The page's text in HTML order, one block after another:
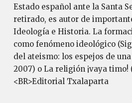
Estado español ante la Santa
retirado, es autor de
Ideología e Historia. La
como fenómeno ideológico
del ateismo: los espejos de
2007) o La religión ¡vaya timo!
<BR>Editorial Txalaparta